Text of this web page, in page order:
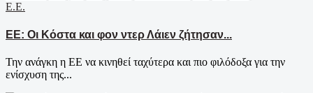
Ε.Ε.
ΕΕ: Οι Κόστα και φον ντερ Λάιεν ζήτησαν...
Την ανάγκη η ΕΕ να κινηθεί ταχύτερα και πιο φιλόδοξα για την
ενίσχυση της...